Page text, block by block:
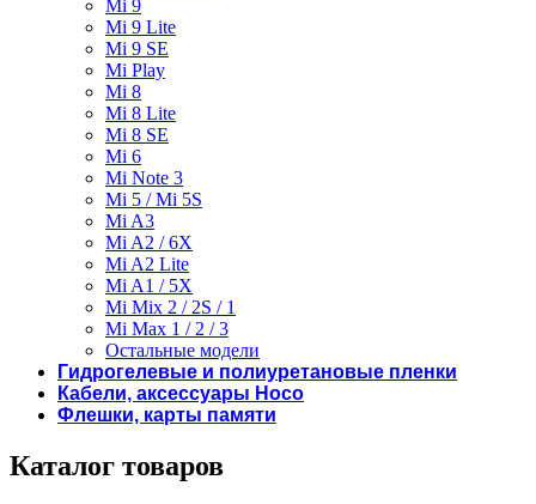
Mi 9
Mi 9 Lite
Mi 9 SE
Mi Play
Mi 8
Mi 8 Lite
Mi 8 SE
Mi 6
Mi Note 3
Mi 5 / Mi 5S
Mi A3
Mi A2 / 6X
Mi A2 Lite
Mi A1 / 5X
Mi Mix 2 / 2S / 1
Mi Max 1 / 2 / 3
Остальные модели
Гидрогелевые и полиуретановые пленки
Кабели, аксессуары Hoco
Флешки, карты памяти
Каталог товаров